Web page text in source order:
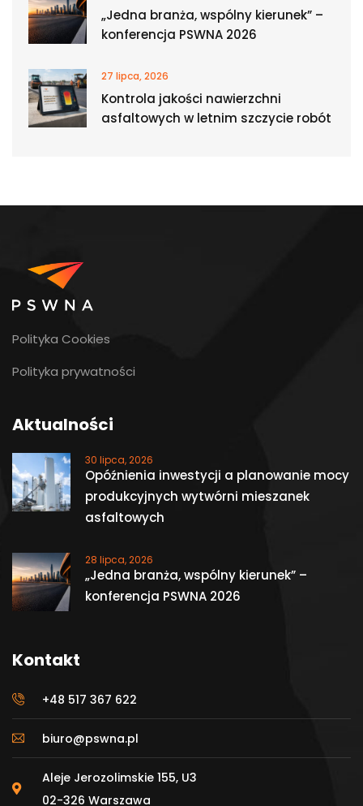
„Jedna branża, wspólny kierunek” –
konferencja PSWNA 2026
27 lipca, 2026
Kontrola jakości nawierzchni
asfaltowych w letnim szczycie robót
Polityka Cookies
Polityka prywatności
Aktualności
30 lipca, 2026
Opóźnienia inwestycji a planowanie mocy
produkcyjnych wytwórni mieszanek
asfaltowych
28 lipca, 2026
„Jedna branża, wspólny kierunek” –
konferencja PSWNA 2026
Kontakt
+48 517 367 622
biuro@pswna.pl
Aleje Jerozolimskie 155, U3
02-326 Warszawa